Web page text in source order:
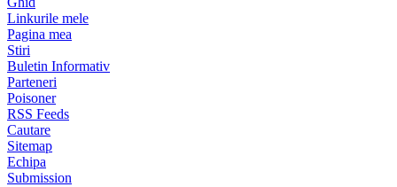
Linkurile mele
Pagina mea
Stiri
Buletin Informativ
Parteneri
Poisoner
RSS Feeds
Cautare
Sitemap
Echipa
Submission